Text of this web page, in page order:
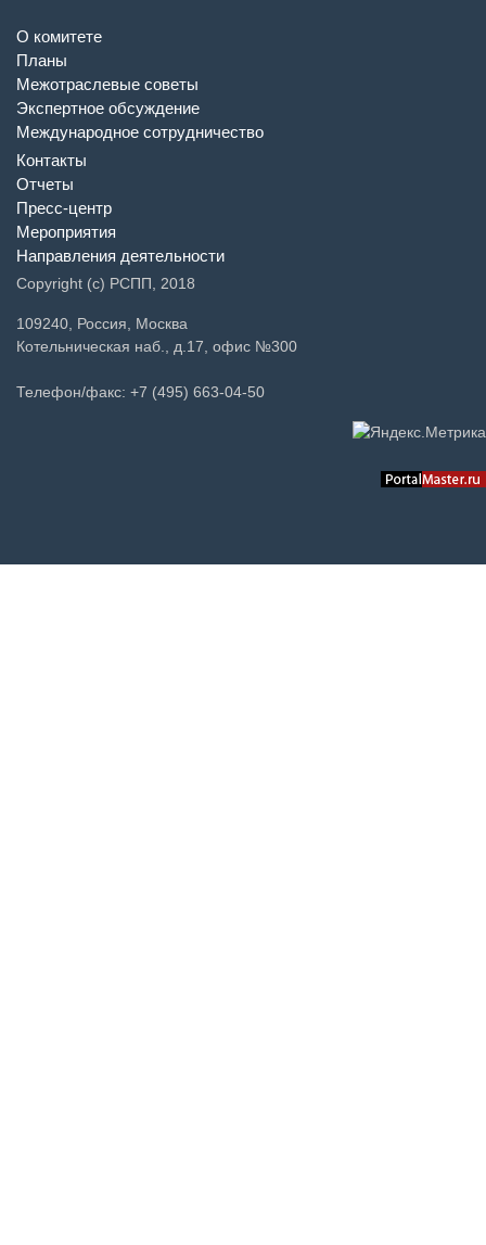
О комитете
Планы
Межотраслевые советы
Экспертное обсуждение
Международное сотрудничество
Контакты
Отчеты
Пресс-центр
Мероприятия
Направления деятельности
Copyright (c) РСПП, 2018
109240, Россия, Москва
Котельническая наб., д.17, офис №300
Телефон/факс: +7 (495) 663-04-50